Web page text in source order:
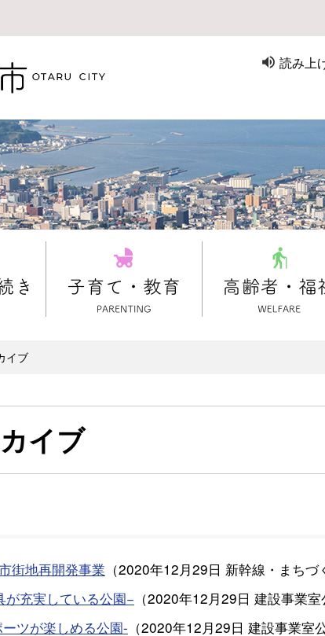
読み上
イブ
イブ
街地再開発事業 （2020年12月29日 新幹線・まちづ
が充実している公園− （2020年12月29日 建設事業
ツが楽しめる公園- （2020年12月29日 建設事業室